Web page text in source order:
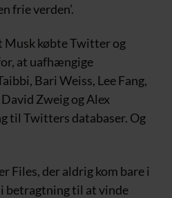
frie verden’.
Musk købte Twitter og
at uafhængige
Bari Weiss, Lee Fang,
Zweig og Alex
til Twitters databaser. Og
Files, der aldrig kom bare i
betragtning til at vinde